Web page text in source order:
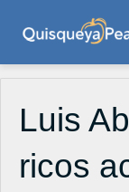
Luis
ricos